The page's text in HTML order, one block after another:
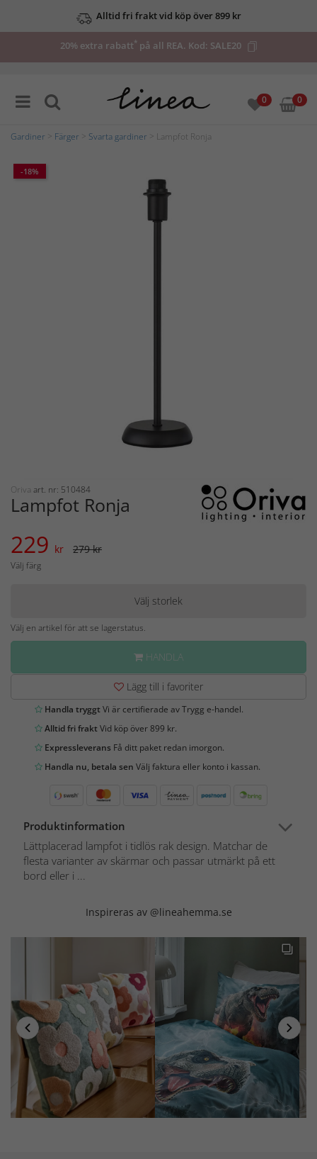
Alltid fri frakt vid köp över 899 kr
20% extra rabatt*på all REA. Kod: SALE20
0 0
Gardiner Färger Svarta gardiner > Lampfot Ronja
-18%
Oriva art. nr: 510484
Lampfot Ronja
229 kr 279 kr
Välj färg
Välj storlek
Välj en artikel för att se lagerstatus.
HANDLA
Lägg till i favoriter
Handla tryggtVi är certifierade av Trygg e-handel.
Alltid fri fraktVid köp över 899 kr.
Expressleverans Få ditt paket redan imorgon.
Handla nu, betala sen Välj faktura eller konto i kassan.
Produktinformation
Lättplacerad lampfot i tidlös rak design. Matchar de
flesta varianter av skärmar och passar utmärkt på ett
bord eller i ...
Inspireras av @lineahemma.se